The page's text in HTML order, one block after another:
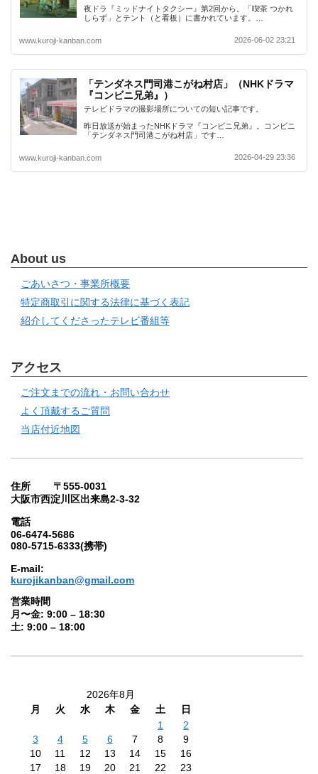
夜ドラ『ミッドナイトタクシー』第2回から。「喫茶 つかれ
しらず」とテント（と看板）に書かれています。…
www.kuroji-kanban.com 2026-06-02 23:21
「テンダネス門司港こがね村店」（NHKドラマ
『コンビニ兄弟』）
テレビドラマの撮影場所についての短い記事です。
昨日放送が始まったNHKドラマ『コンビニ兄弟』。コンビニ
「テンダネス門司港こがね村店」です…
www.kuroji-kanban.com 2026-04-29 23:36
About us
ごあいさつ・事業所概要
特定商取引に関する法律に基づく表記
紹介してくださったテレビ番組等
アクセス
ご注文までの流れ・お問い合わせ
よく頂戴するご質問
当店付近地図
住所 〒555-0031
大阪市西淀川区出来島2-3-32
電話
06-6474-5686
080-5715-6333(携帯)
E-mail:
kurojikanban@gmail.com
営業時間
月〜金: 9:00 – 18:30
土: 9:00 – 18:00
2026年8月
月
火 水 木 金 土
日
1
2
3
4 5 6 7 8
9
10
11 12 13 14 15
16
17
18 19 20 21 22
23